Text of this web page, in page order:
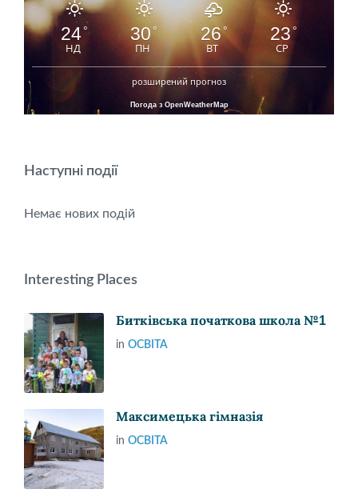
24 °
НД
30°
ПН
26 °
ВТ
23°
СР
розширений прогноз
Погода з OpenWeatherMap
Наступні події
Немає нових подій
Interesting Places
Битківська початкова школа №1
in ОСВІТА
Максимецька гімназія
in ОСВІТА